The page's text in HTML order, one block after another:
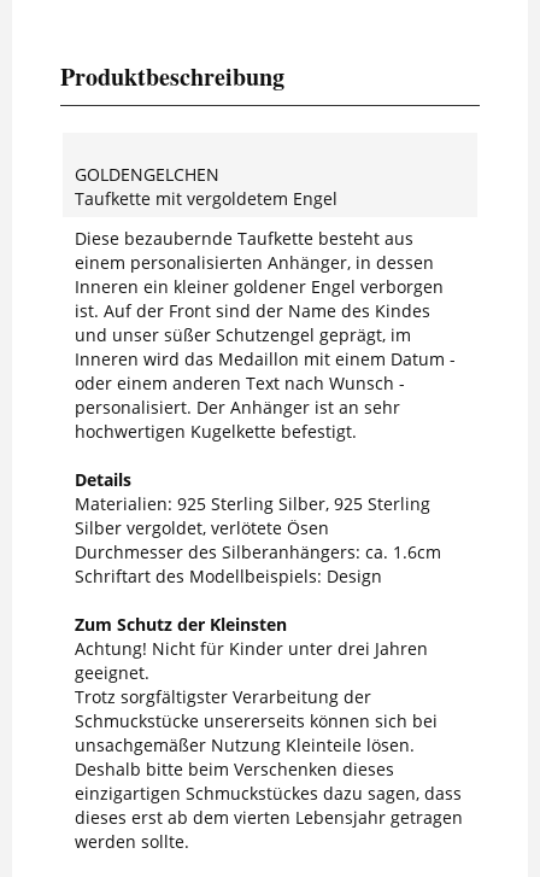
Produktbeschreibung
GOLDENGELCHEN
Taufkette mit vergoldetem Engel
Diese bezaubernde Taufkette besteht aus
einem personalisierten Anhänger, in dessen
Inneren ein kleiner goldener Engel verborgen
ist. Auf der Front sind der Name des Kindes
und unser süßer Schutzengel geprägt, im
Inneren wird das Medaillon mit einem Datum -
oder einem anderen Text nach Wunsch -
personalisiert. Der Anhänger ist an sehr
hochwertigen Kugelkette befestigt.
Details
Materialien: 925 Sterling Silber, 925 Sterling
Silber vergoldet, verlötete Ösen
Durchmesser des Silberanhängers: ca. 1.6cm
Schriftart des Modellbeispiels: Design
Zum Schutz der Kleinsten
Achtung! Nicht für Kinder unter drei Jahren
geeignet.
Trotz sorgfältigster Verarbeitung der
Schmuckstücke unsererseits können sich bei
unsachgemäßer Nutzung Kleinteile lösen.
Deshalb bitte beim Verschenken dieses
einzigartigen Schmuckstückes dazu sagen, dass
dieses erst ab dem vierten Lebensjahr getragen
werden sollte.